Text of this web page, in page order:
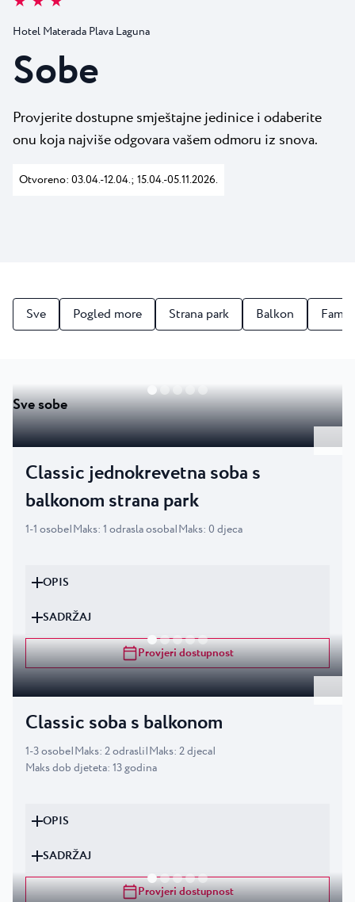
Plaže
Plava Laguna Sport
Aktivni odmor
Gastronomija
Novosti
Hotel Materada Plava Laguna
Sobe
Provjerite dostupne smještajne jedinice i odaberite
onu koja najviše odgovara vašem odmoru iz snova.
Otvoreno: 03.04.-12.04.; 15.04.-05.11.2026.
Sve Pogled more Strana park Balkon
Sve sobe
Classic jednokrevetna soba s
balkonom strana park
1-1 osobe|Maks: 1 odrasla osoba|Maks: 0 djeca
OPIS
SADRŽAJ
Provjeri dostupnost
Classic soba s balkonom
1-3osobe|Maks: 2odrasli|Maks: 2djeca|
Maks dob djeteta: 13godina
OPIS
SADRŽAJ
Provjeri dostupnost